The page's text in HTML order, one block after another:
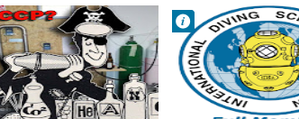
Dr Fabrizio
Pirrello
18 luglio
No Comment
SUBACQUEA
INDUSTRIALE